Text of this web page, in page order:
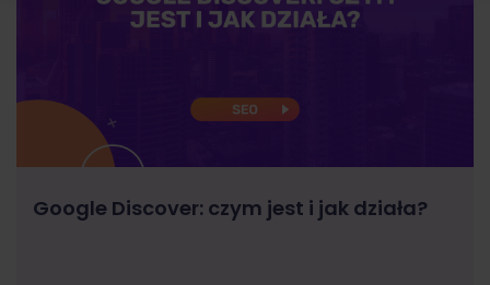
Google Discover: czym jest i jak działa?